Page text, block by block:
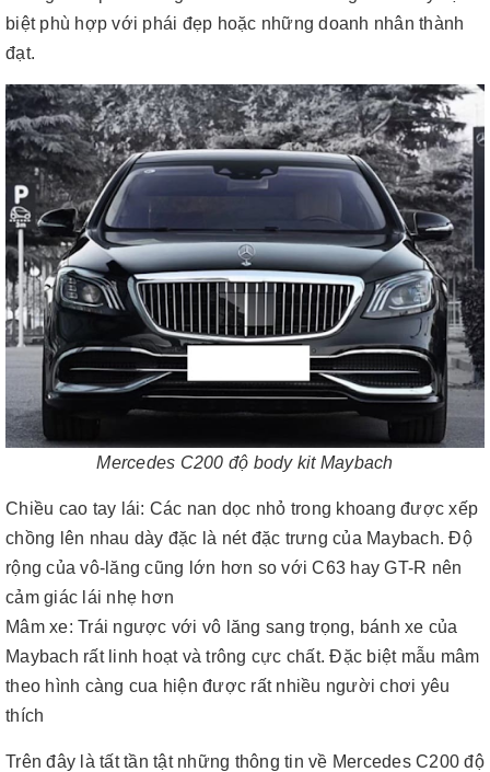
biệt phù hợp với phái đẹp hoặc những doanh nhân thành
đạt.
Mercedes C200 độ body kit Maybach
Chiều cao tay lái: Các nan dọc nhỏ trong khoang được xếp
chồng lên nhau dày đặc là nét đặc trưng của Maybach. Độ
rộng của vô-lăng cũng lớn hơn so với C63 hay GT-R nên
cảm giác lái nhẹ hơn
Mâm xe: Trái ngược với vô lăng sang trọng, bánh xe của
Maybach rất linh hoạt và trông cực chất. Đặc biệt mẫu mâm
theo hình càng cua hiện được rất nhiều người chơi yêu
thích
Trên đây là tất tần tật những thông tin về Mercedes C200 độ